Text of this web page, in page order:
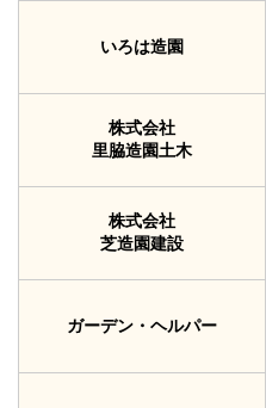
いろは造園
株式会社
里脇造園土木
株式会社
芝造園建設
ガーデン・ヘルパー